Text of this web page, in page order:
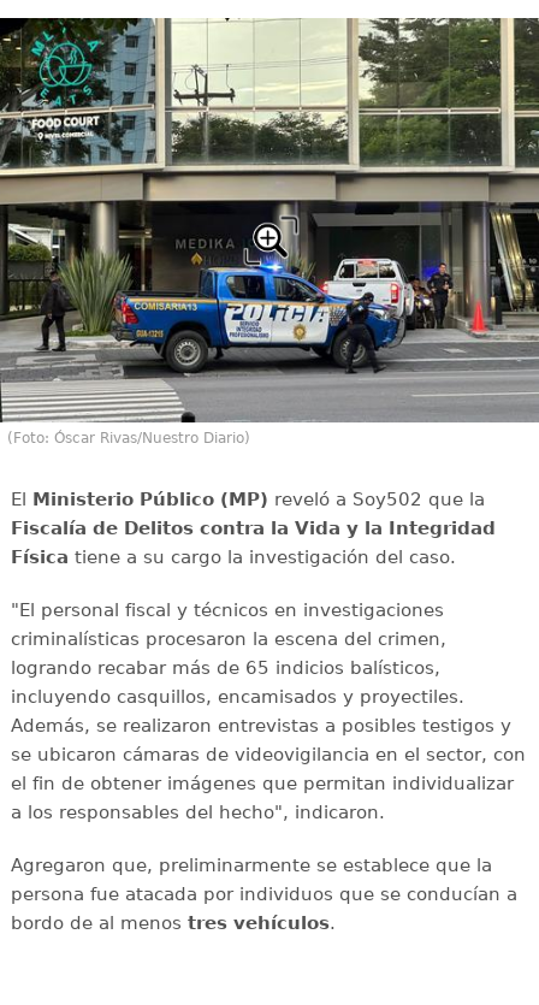
(Foto: Óscar Rivas/Nuestro Diario)
El Ministerio Público (MP) reveló a Soy502 que la
Fiscalía de Delitos contra la Vida y la Integridad
Física tiene a su cargo la investigación del caso.
"El personal fiscal y técnicos en investigaciones
criminalísticas procesaron la escena del crimen,
logrando recabar más de 65 indicios balísticos,
incluyendo casquillos, encamisados y proyectiles.
Además, se realizaron entrevistas a posibles testigos y
se ubicaron cámaras de videovigilancia en el sector, con
el fin de obtener imágenes que permitan individualizar
a los responsables del hecho", indicaron.
Agregaron que, preliminarmente se establece que la
persona fue atacada por individuos que se conducían a
bordo de al menos tres vehículos.